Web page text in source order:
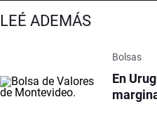
LEÉ ADEMÁS
Bolsas
En